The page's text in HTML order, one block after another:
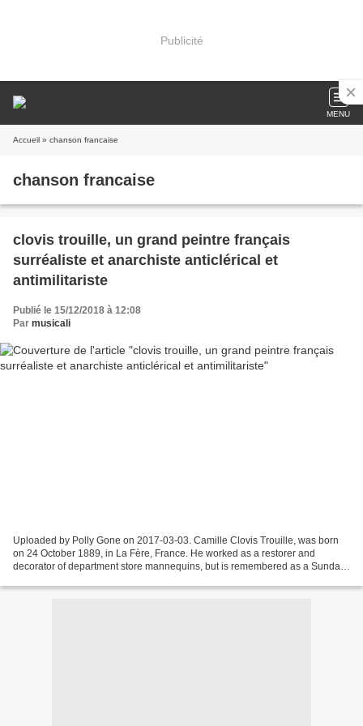
Publicité
MENU
Accueil » chanson francaise
chanson francaise
clovis trouille, un grand peintre français
surréaliste et anarchiste anticlérical et
antimilitariste
Publié le 15/12/2018 à 12:08
Par musicali
Uploaded by Polly Gone on 2017-03-03. Camille Clovis Trouille, was born
on 24 October 1889, in La Fère, France. He worked as a restorer and
decorator of department store mannequins, but is remembered as a Sunday